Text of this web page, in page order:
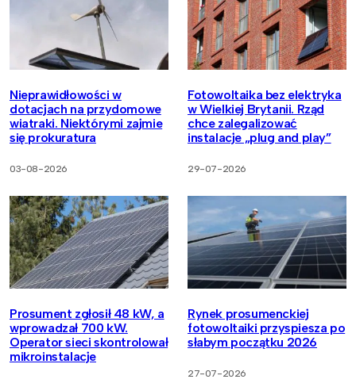
Nieprawidłowości w
dotacjach na przydomowe
wiatraki. Niektórymi zajmie
się prokuratura
03-08-2026
Fotowoltaika bez elektryka
w Wielkiej Brytanii. Rząd
chce zalegalizować
instalacje „plug and play”
29-07-2026
Prosument zgłosił 48 kW, a
wprowadzał 700 kW.
Operator sieci skontrolował
mikroinstalacje
Rynek prosumenckiej
fotowoltaiki przyspiesza po
słabym początku 2026
27-07-2026